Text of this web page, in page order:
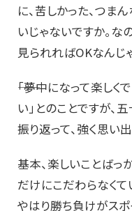
に、苦しかった、つま
いじゃないですか。な
見られればOKなんじ
――「夢中になって楽し
い」とのことですが、
振り返って、強く思い
基本、楽しいことばっ
だけにこだわらなくて
やはり勝ち負けがス